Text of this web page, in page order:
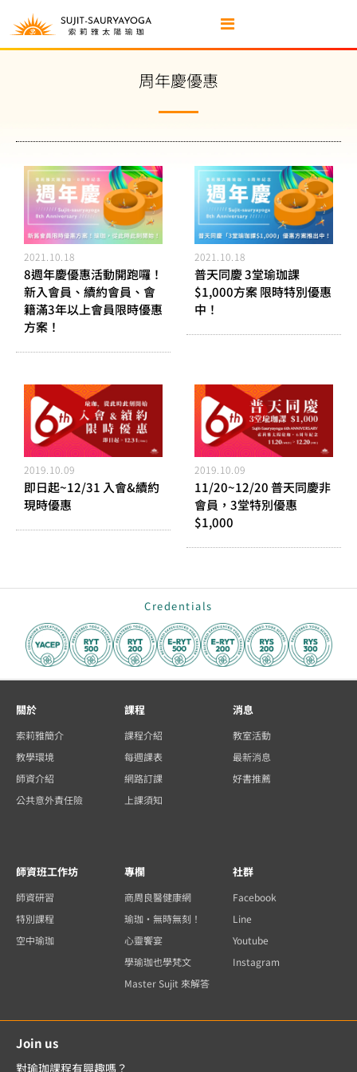
周年慶優惠
2021.10.18
8週年慶優惠活動開跑囉！
新入會員、續約會員、會
籍滿3年以上會員限時優惠
方案！
2021.10.18
普天同慶 3堂瑜珈課
$1,000方案 限時特別優惠
中！
2019.10.09
即日起~12/31 入會&續約
現時優惠
2019.10.09
11/20~12/20 普天同慶非
會員，3堂特別優惠
$1,000
Credentials
關於
索莉雅簡介
教學環境
師資介紹
公共意外責任險
課程
課程介紹
每週課表
網路訂課
上課須知
消息
教室活動
最新消息
好書推薦
師資班工作坊
師資研習
特別課程
空中瑜珈
專欄
商周良醫健康網
瑜珈・無時無刻！
心靈饗宴
學瑜珈也學梵文
Master Sujit 來解答
社群
Facebook
Line
Youtube
Instagram
Join us
對瑜珈課程有興趣嗎？